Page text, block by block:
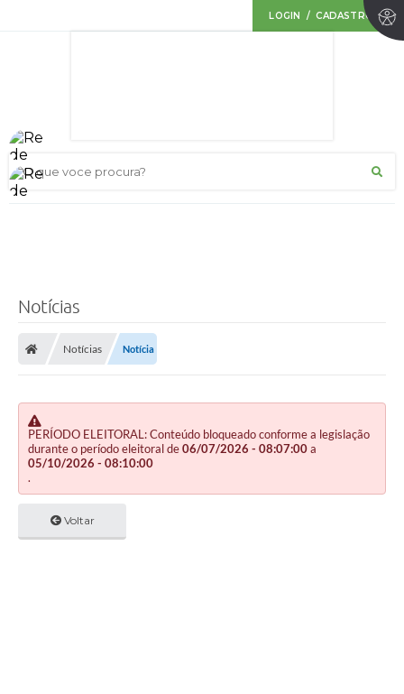
LOGIN / CADASTRO
O que voce procura?
Notícias
Notícias Notícia
PERÍODO ELEITORAL: Conteúdo bloqueado conforme a legislação
durante o período eleitoral de06/07/2026 - 08:07:00a
05/10/2026 - 08:10:00
.
Voltar